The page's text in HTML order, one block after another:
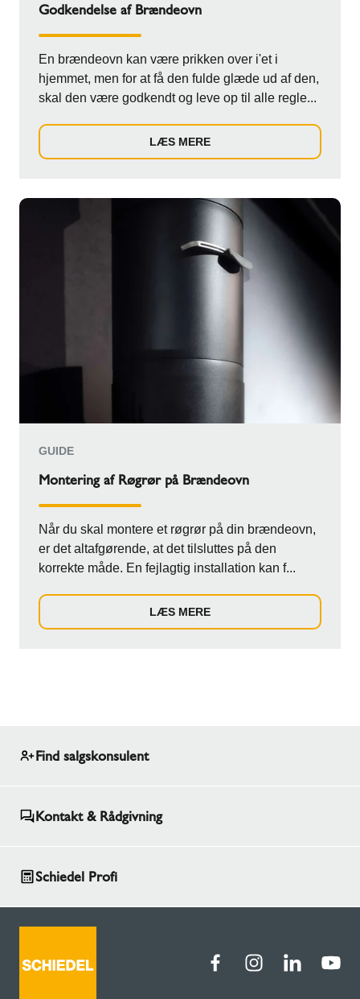
Godkendelse af Brændeovn
En brændeovn kan være prikken over i'et i
hjemmet, men for at få den fulde glæde ud af den,
skal den være godkendt og leve op til alle regle...
LÆS MERE
GUIDE
Montering af Røgrør på Brændeovn
Når du skal montere et røgrør på din brændeovn,
er det altafgørende, at det tilsluttes på den
korrekte måde. En fejlagtig installation kan f...
LÆS MERE
Find salgskonsulent
Kontakt & Rådgivning
Schiedel Profi